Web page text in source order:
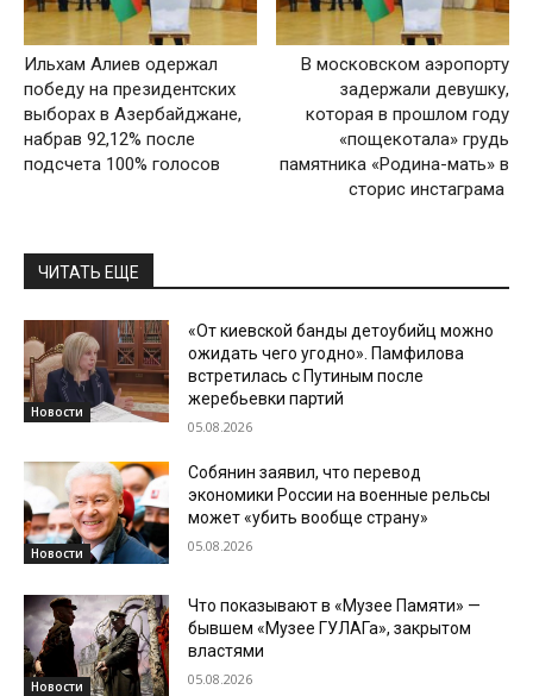
Ильхам Алиев одержал
победу на президентских
выборах в Азербайджане,
набрав 92,12% после
подсчета 100% голосов
В московском аэропорту
задержали девушку,
которая в прошлом году
«пощекотала» грудь
памятника «Родина-мать» в
сторис инстаграма
ЧИТАТЬ ЕЩЕ
Новости
«От киевской банды детоубийц можно
ожидать чего угодно». Памфилова
встретилась с Путиным после
жеребьевки партий
05.08.2026
Новости
Собянин заявил, что перевод
экономики России на военные рельсы
может «убить вообще страну»
05.08.2026
Новости
Что показывают в «Музее Памяти» —
бывшем «Музее ГУЛАГа», закрытом
властями
05.08.2026